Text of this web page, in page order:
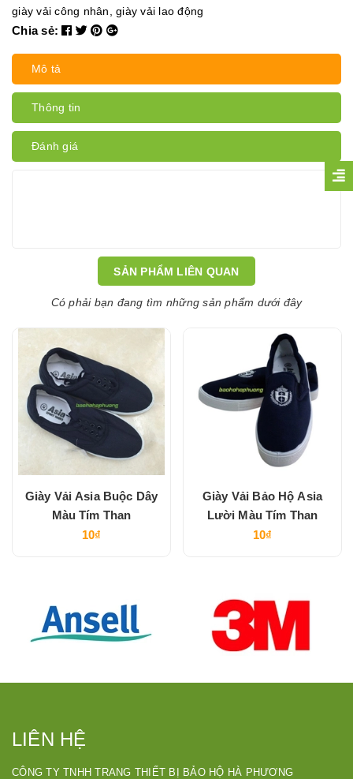
giày vải công nhân
giày vải lao động
Chia sẻ:
Mô tả
Thông tin
Đánh giá
SẢN PHẨM LIÊN QUAN
Có phải bạn đang tìm những sản phẩm dưới đây
Giày Vải Asia Buộc Dây
Màu Tím Than
10₫
Giày Vải Bảo Hộ Asia
Lười Màu Tím Than
10₫
LIÊN HỆ
CÔNG TY TNHH TRANG THIẾT BỊ BẢO HỘ HÀ PHƯƠNG